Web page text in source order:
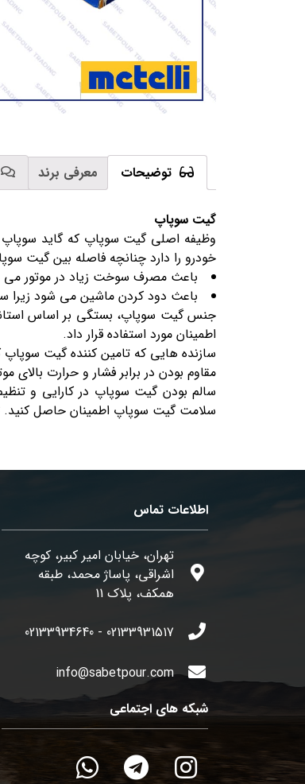
توضیحات معرفی برند
گیت سوپاپ
وظیفه اصلی گیت سوپاپ که گاید
خودرو را دارد چنانچه فاصله بین گیت
باعث مصرف سوخت زیاد در موتور
باعث دود کردن ماشین می شود زیرا
جنس گیت سوپاپ، بستگی بر اساس
اطمینان مورد استفاده قرار داد.
سازنده هایی که تامین کننده گیت سوپاپ
مقاوم بودن در برابر فشار و حرارت
سالم بودن گیت سوپاپ در کارایی و
سلامت گیت سوپاپ اطمینان حاصل کنید.
اطلاعات تماس
تهران، خیابان امیر کبیر، کوچه
اشراقی، پاساژ محمد، طبقه
همکف، پلاک 11
02133931517 - 02133934640
info@sabetpour.com
شبکه های اجتماعی